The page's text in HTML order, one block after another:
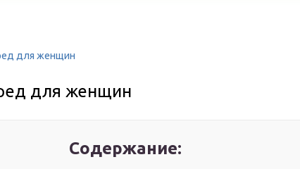
для женщин
для женщин
Содержание: